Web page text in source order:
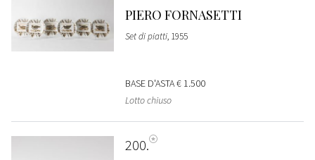
PIERO FORNASETTI
Set di piatti, 1955
BASE D'ASTA€ 1.500
Lotto chiuso
200